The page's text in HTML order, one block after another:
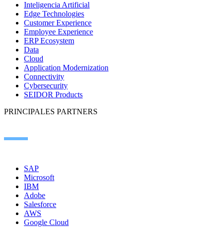
Inteligencia Artificial
Edge Technologies
Customer Experience
Employee Experience
ERP Ecosystem
Data
Cloud
Application Modernization
Connectivity
Cybersecurity
SEIDOR Products
PRINCIPALES PARTNERS
SAP
Microsoft
IBM
Adobe
Salesforce
AWS
Google Cloud